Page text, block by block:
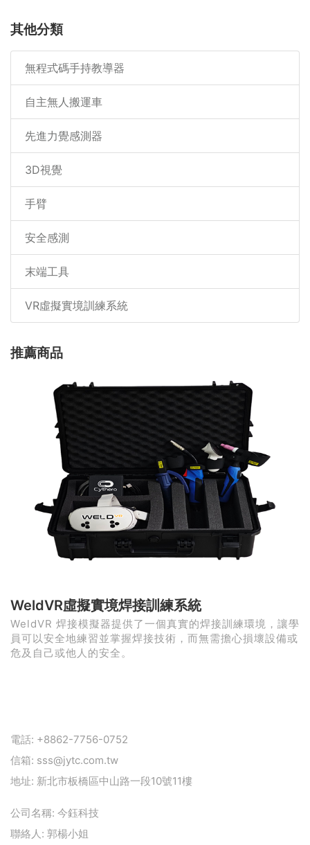
其他分類
無程式碼手持教導器
自主無人搬運車
先進力覺感測器
3D視覺
手臂
安全感測
末端工具
VR虛擬實境訓練系統
推薦商品
WeldVR虛擬實境焊接訓練系統
WeldVR 焊接模擬器提供了一個真實的焊接訓練環境，讓學
員可以安全地練習並掌握焊接技術，而無需擔心損壞設備或
危及自己或他人的安全。
電話: +8862-7756-0752
信箱: sss@jytc.com.tw
地址: 新北市板橋區中山路一段10號11樓
公司名稱: 今鈺科技
聯絡人: 郭楊小姐